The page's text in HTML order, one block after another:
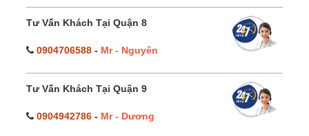
Tư Vấn Khách Tại Quận 8
0904706588 - Mr - Nguyên
Tư Vấn Khách Tại Quận 9
0904942786 - Mr - Dương